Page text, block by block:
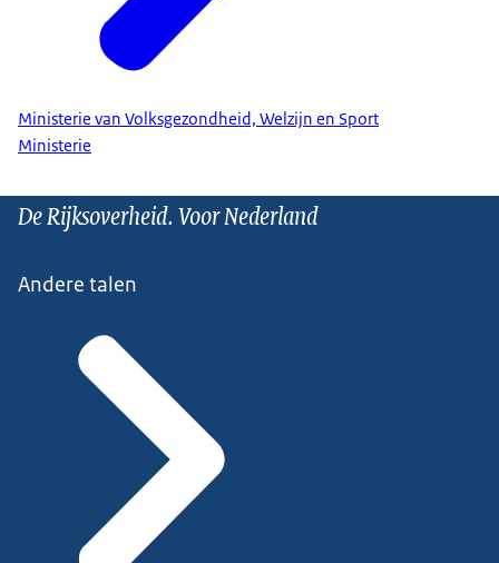
Ministerie van Volksgezondheid, Welzijn en Sport
Ministerie
De Rijksoverheid. Voor Nederland
Andere talen